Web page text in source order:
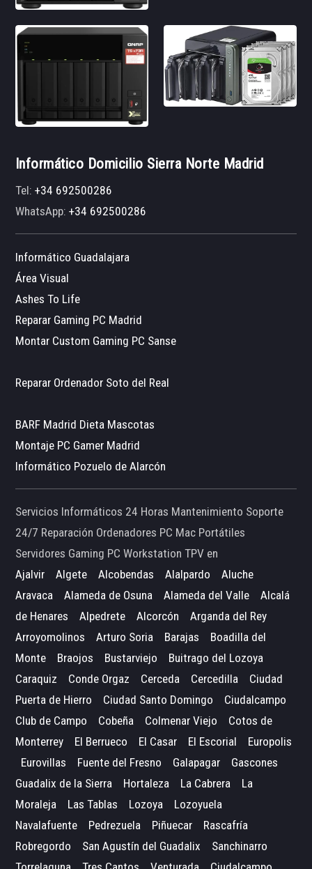
Informático Domicilio Sierra Norte Madrid
Tel:+34 692500286
WhatsApp:+34 692500286
Informático Guadalajara
Área Visual
Ashes To Life
Reparar Gaming PC Madrid
Montar Custom Gaming PC Sanse
Reparar Ordenador Soto del Real
BARF Madrid Dieta Mascotas
Montaje PC Gamer Madrid
Informático Pozuelo de Alarcón
Servicios Informáticos 24 Horas Mantenimiento Soporte
24/7 Reparación Ordenadores PC Mac Portátiles
Servidores Gaming PC Workstation TPV en
Ajalvir
Algete Alcobendas Alalpardo
Aluche
Aravaca
Alameda de Osuna Alameda del Valle
Alcalá
de Henares
Alpedrete Alcorcón
Arganda del Rey
Arroyomolinos
Arturo Soria Barajas
Boadilla del
Monte
Braojos Bustarviejo
Buitrago del Lozoya
Caraquiz
Conde Orgaz Cerceda Cercedilla
Ciudad
Puerta de Hierro
Ciudad Santo Domingo
Ciudalcampo
Club de Campo
Cobeña Colmenar Viejo
Cotos de
Monterrey
El Berrueco El Casar El Escorial
Europolis
Eurovillas
Fuente del Fresno Galapagar
Gascones
Guadalix de la Sierra
Hortaleza La Cabrera
La
Moraleja
Las Tablas Lozoya
Lozoyuela
Navalafuente
Pedrezuela Piñuecar
Rascafría
Robregordo
San Agustín del Guadalix
Sanchinarro